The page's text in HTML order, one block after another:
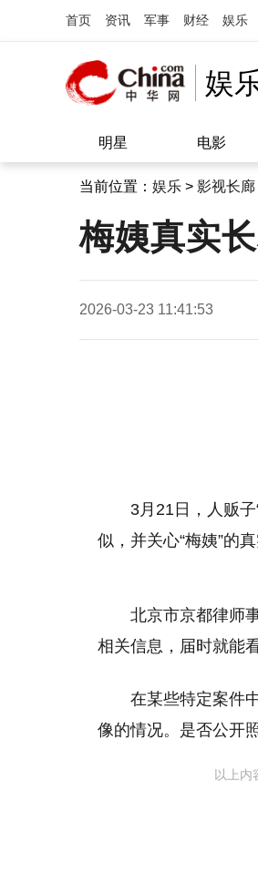
首页 资讯 军事 财经 娱乐
娱
明星 电影
当前位置： 娱乐 > 影视长廊
梅姨真实
2026-03-23 11:41:53
3月21日，人贩
似，并关心“梅姨”的
北京市京都律师
相关信息，届时就能
在某些特定案件
像的情况。是否公开
以上内